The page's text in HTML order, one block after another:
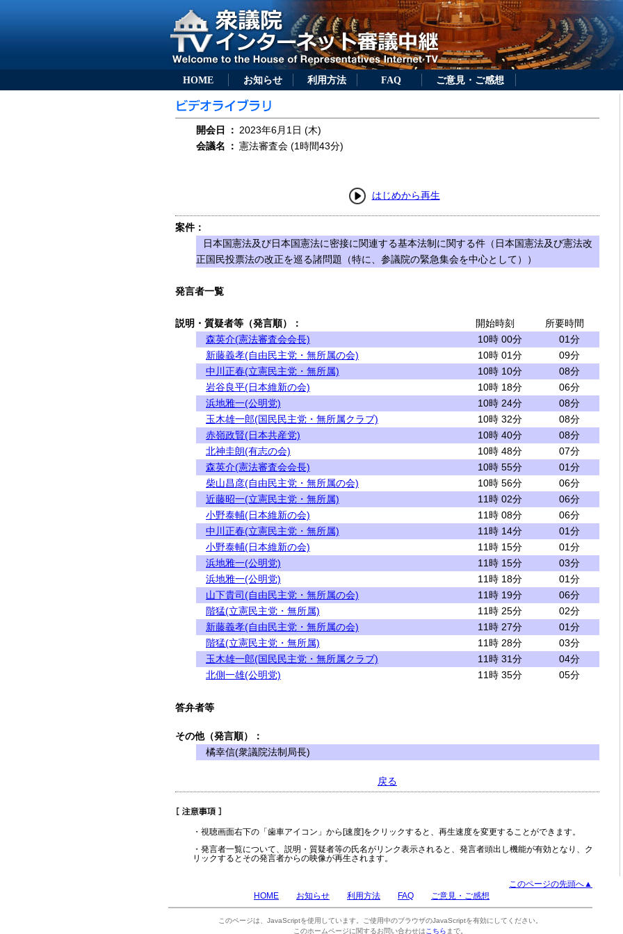
HOME お知らせ 利用方法 FAQ ご意見・ご感想
開会日 ： 2023年6月1日 (木)
会議名
： 憲法審査会 (1時間43分)
はじめから再生
案件：
日本国憲法及び日本国憲法に密接に関連する基本法制に関する件（日本国憲法及び憲法改
正国民投票法の改正を巡る諸問題（特に、参議院の緊急集会を中心として））
発言者一覧
説明・質疑者等（発言順）： 開始時刻
所要時間
森英介(憲法審査会会長)
10時 00分
01分
新藤義孝(自由民主党・無所属の会)
10時 01分
09分
中川正春(立憲民主党・無所属)
10時 10分
08分
岩谷良平(日本維新の会)
10時 18分
06分
浜地雅一(公明党)
10時 24分
08分
玉木雄一郎(国民民主党・無所属クラブ)
10時 32分
08分
赤嶺政賢(日本共産党)
10時 40分
08分
北神圭朗(有志の会)
10時 48分
07分
森英介(憲法審査会会長)
10時 55分
01分
柴山昌彦(自由民主党・無所属の会)
10時 56分
06分
近藤昭一(立憲民主党・無所属)
11時 02分
06分
小野泰輔(日本維新の会)
11時 08分
06分
中川正春(立憲民主党・無所属)
11時 14分
01分
小野泰輔(日本維新の会)
11時 15分
01分
浜地雅一(公明党)
11時 15分
03分
浜地雅一(公明党)
11時 18分
01分
山下貴司(自由民主党・無所属の会)
11時 19分
06分
階猛(立憲民主党・無所属)
11時 25分
02分
新藤義孝(自由民主党・無所属の会)
11時 27分
01分
階猛(立憲民主党・無所属)
11時 28分
03分
玉木雄一郎(国民民主党・無所属クラブ)
11時 31分
04分
北側一雄(公明党)
11時 35分 05分
答弁者等
その他（発言順）：
橘幸信(衆議院法制局長)
戻る
・視聴画面右下の「歯車アイコン」から[速度]をクリックすると、再生速度を変更することができます。
・発言者一覧について、説明・質疑者等の氏名がリンク表示されると、発言者頭出し機能が有効となり、ク
リックするとその発言者からの映像が再生されます。
このページの先頭へ▲
HOME
お知らせ 利用方法 FAQ ご意見・ご感想
このページは、JavaScriptを使用しています。ご使用中のブラウザのJavaScriptを有効にしてください。
このホームページに関するお問い合わせは こちら まで。